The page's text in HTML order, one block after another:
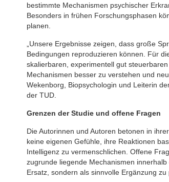
bestimmte Mechanismen psychischer
Besonders in frühen Forschungsphasen
planen.
„Unsere Ergebnisse zeigen, dass große
Bedingungen reproduzieren können. Für
skalierbaren, experimentell gut
Mechanismen besser zu verstehen und
Wekenborg, Biopsychologin und Leiterin
der TUD.
Grenzen der Studie und offene Fragen
Die Autorinnen und Autoren betonen in
keine eigenen Gefühle, ihre Reaktionen
Intelligenz zu vermenschlichen. Offene
zugrunde liegende Mechanismen
Ersatz, sondern als sinnvolle Ergänzung zu